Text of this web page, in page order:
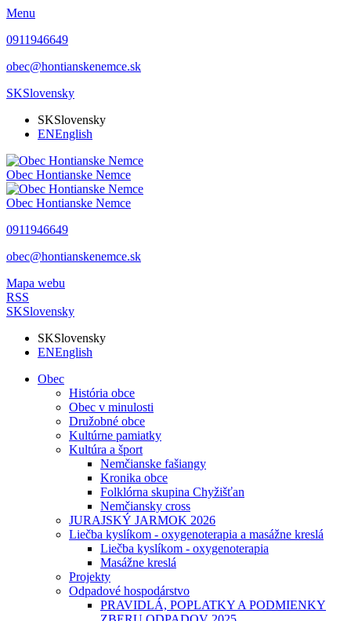
Menu
0911946649
obec@hontianskenemce.sk
SKSlovensky
SKSlovensky
ENEnglish
Obec Hontianske Nemce
Obec Hontianske Nemce
0911946649
obec@hontianskenemce.sk
Mapa webu
RSS
SKSlovensky
SKSlovensky
ENEnglish
Obec
História obce
Obec v minulosti
Družobné obce
Kultúrne pamiatky
Kultúra a šport
Nemčianske fašiangy
Kronika obce
Folklórna skupina Chyžišťan
Nemčiansky cross
JURAJSKÝ JARMOK 2026
Liečba kyslíkom - oxygenoterapia a masážne kreslá
Liečba kyslíkom - oxygenoterapia
Masážne kreslá
Projekty
Odpadové hospodárstvo
PRAVIDLÁ, POPLATKY A PODMIENKY